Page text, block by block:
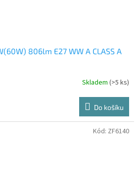
806lm E27 WW A CLASS A
Skladem (>5 ks)
Do košíku
Kód: ZF6140